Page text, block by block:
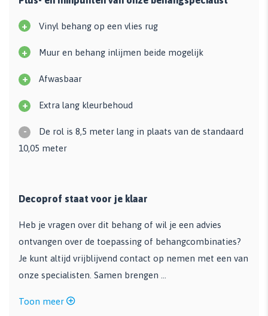
+ Vinyl behang op een vlies rug
+ Muur en behang inlijmen beide mogelijk
+ Afwasbaar
+ Extra lang kleurbehoud
-
De rol is 8,5 meter lang in plaats van de standaard
10,05 meter
Decoprof staat voor je klaar
Heb je vragen over dit behang of wil je een advies
ontvangen over de toepassing of behangcombinaties?
Je kunt altijd vrijblijvend contact op nemen met een van
onze specialisten. Samen brengen ...
Toon meer